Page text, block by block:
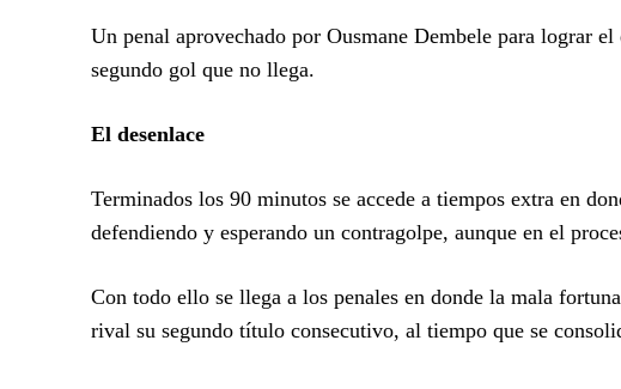
Un penal aprovechado por Ousmane Dembele para lograr
segundo gol que no llega.
El desenlace
Terminados los 90 minutos se accede a tiempos extra en
defendiendo y esperando un contragolpe, aunque en el
Con todo ello se llega a los penales en donde la mala
rival su segundo título consecutivo, al tiempo que se